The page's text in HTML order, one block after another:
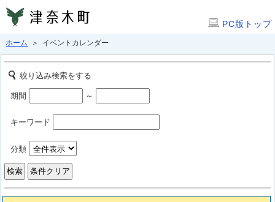
PC版トップ
ホーム ＞ イベントカレンダー
絞り込み検索をする
期間 ～
キーワード
分類